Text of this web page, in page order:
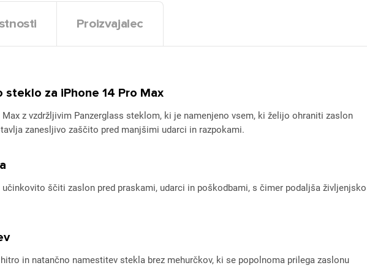
Proizvajalec
steklo za iPhone 14 Pro Max
z vzdržljivim Panzerglass steklom, ki je namenjeno vsem, ki želijo ohraniti zaslon
zanesljivo zaščito pred manjšimi udarci in razpokami.
ščiti zaslon pred praskami, udarci in poškodbami, s čimer podaljša življenjsko
in natančno namestitev stekla brez mehurčkov, ki se popolnoma prilega zaslonu